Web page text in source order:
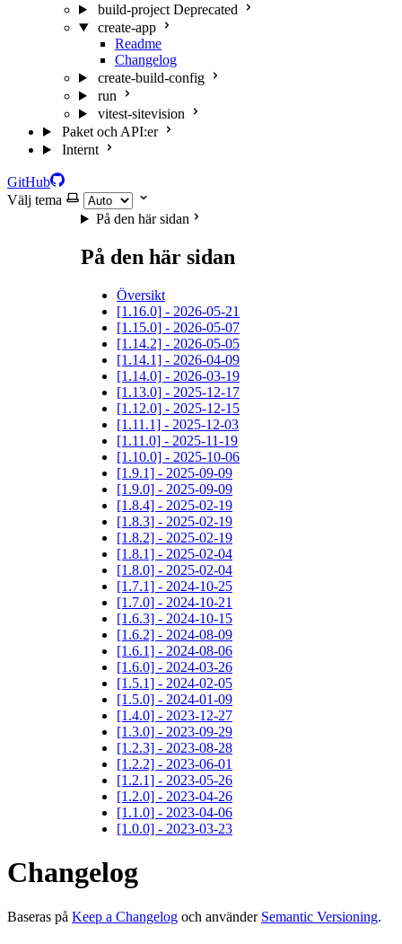
build-project Deprecated
create-app
Readme
Changelog
create-build-config
run
vitest-sitevision
Paket och API:er
Internt
GitHub
Välj tema
På den här sidan
På den här sidan
Översikt
[1.16.0] - 2026-05-21
[1.15.0] - 2026-05-07
[1.14.2] - 2026-05-05
[1.14.1] - 2026-04-09
[1.14.0] - 2026-03-19
[1.13.0] - 2025-12-17
[1.12.0] - 2025-12-15
[1.11.1] - 2025-12-03
[1.11.0] - 2025-11-19
[1.10.0] - 2025-10-06
[1.9.1] - 2025-09-09
[1.9.0] - 2025-09-09
[1.8.4] - 2025-02-19
[1.8.3] - 2025-02-19
[1.8.2] - 2025-02-19
[1.8.1] - 2025-02-04
[1.8.0] - 2025-02-04
[1.7.1] - 2024-10-25
[1.7.0] - 2024-10-21
[1.6.3] - 2024-10-15
[1.6.2] - 2024-08-09
[1.6.1] - 2024-08-06
[1.6.0] - 2024-03-26
[1.5.1] - 2024-02-05
[1.5.0] - 2024-01-09
[1.4.0] - 2023-12-27
[1.3.0] - 2023-09-29
[1.2.3] - 2023-08-28
[1.2.2] - 2023-06-01
[1.2.1] - 2023-05-26
[1.2.0] - 2023-04-26
[1.1.0] - 2023-04-06
[1.0.0] - 2023-03-23
Changelog
Baseras på Keep a Changelog och använder Semantic Versioning.